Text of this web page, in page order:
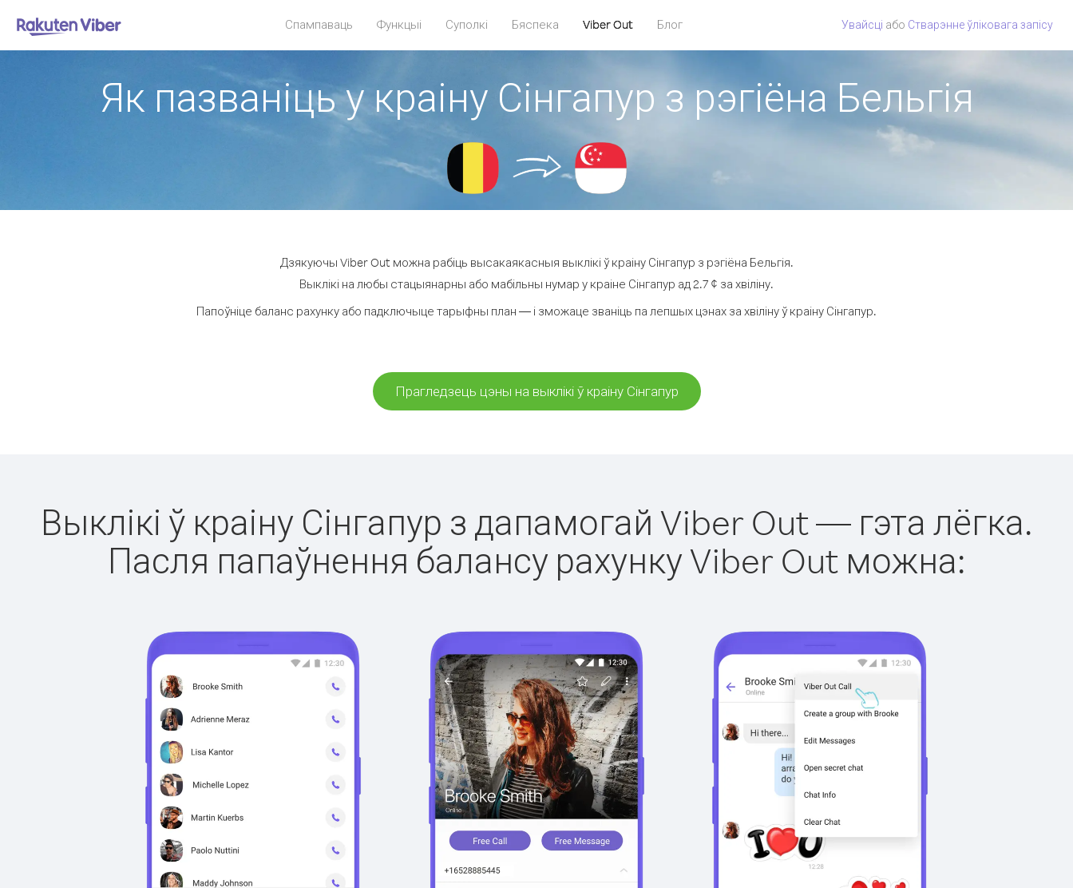
Спампаваць Функцыі Суполкі Бяспека Viber Out Блог Увайсці або Стварэнне ўліковага запісу
Як пазваніць у краіну Сінгапур з рэгіёна Бельгія
Дзякуючы Viber Out можна рабіць высакаякасныя выклікі ў краіну Сінгапур з рэгіёна Бельгія.
Выклікі на любы стацыянарны або мабільны нумар у краіне Сінгапур ад 2.7 ¢ за хвіліну.
Папоўніце баланс рахунку або падключыце тарыфны план — і зможаце званіць па лепшых цэнах за хвіліну ў краіну Сінгапур.
Прагледзець цэны на выклікі ў краіну Сінгапур
Выклікі ў краіну Сінгапур з дапамогай Viber Out — гэта лёгка.
Пасля папаўнення балансу рахунку Viber Out можна: